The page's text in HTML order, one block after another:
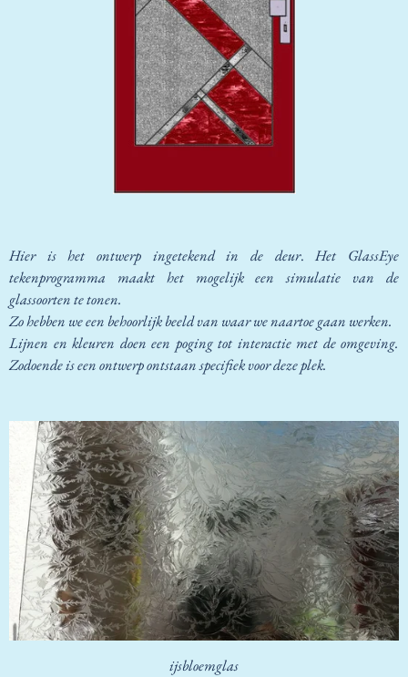
Hier is het ontwerp ingetekend in de deur.Het GlassEye
tekenprogramma maakt het mogelijk een simulatie van de
glassoorten te tonen.
Zo hebben we een behoorlijk beeld van waar we naartoe gaan werken.
Lijnen en kleuren doen een poging tot interactie met de omgeving.
Zodoende is een ontwerp ontstaan specifiek voor deze plek.
ijsbloemglas